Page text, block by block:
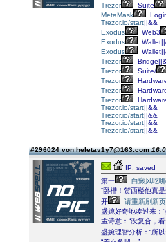
Trezor
Suite
MetaMask
Trezor.io/start||&&
Exodus
Web3
Exodus
Exodus
Trezor
Trezor
Suite/
Trezor
Trezor
Trezor
Trezor.io/start||&&
Trezor.io/start||&&
Trezor.io/start||&&
Trezor.io/start||&&
#296024 von heletav1y7@163.com
IP: saved
第一
白癜风吃
“卧槽！贺西楼他真
开
请重新刷新
盛婉好奇地凑过来：
孟诗意：“没复合，
盛婉理智分析：“所